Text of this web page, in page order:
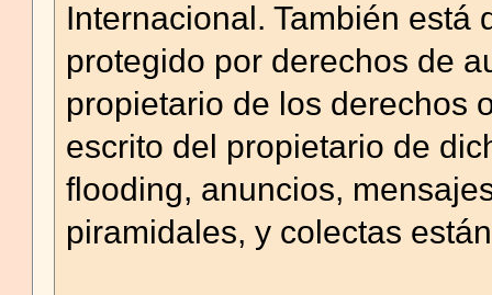
Internacional. También
protegido por derechos de
propietario de los derechos
escrito del propietario de
flooding, anuncios,
piramidales, y colectas